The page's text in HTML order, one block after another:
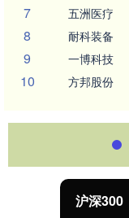
7 五洲医疗
8 耐科装备
9 一博科技
10 方邦股份
沪深300